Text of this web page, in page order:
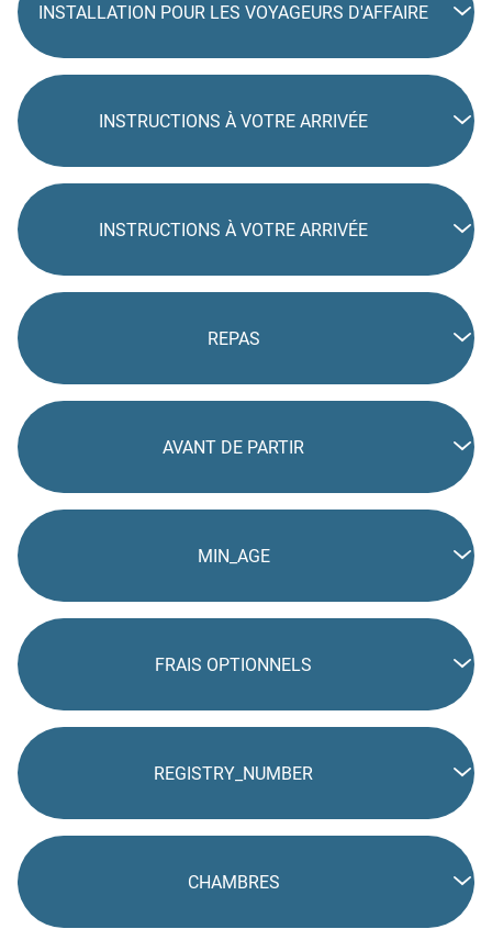
INSTALLATION POUR LES VOYAGEURS D'AFFAIRE
INSTRUCTIONS À VOTRE ARRIVÉE
INSTRUCTIONS À VOTRE ARRIVÉE
REPAS
AVANT DE PARTIR
MIN_AGE
FRAIS OPTIONNELS
REGISTRY_NUMBER
CHAMBRES